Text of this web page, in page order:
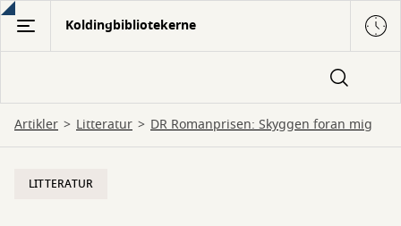
Gå
hovedindhold
Koldingbibliotekerne
Artikler Litteratur DR Romanprisen: Skyggen foran mig
LITTERATUR